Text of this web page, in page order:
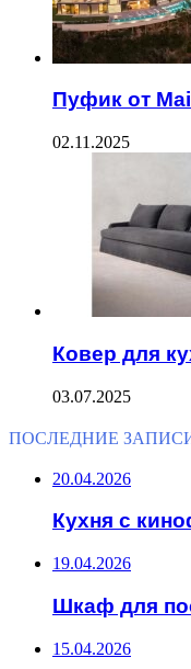
Пуфик от
02.11.2025
Ковер для
03.07.2025
ПОСЛЕДНИЕ
20.04.2026
Кухня с
19.04.2026
Шкаф для
15.04.2026